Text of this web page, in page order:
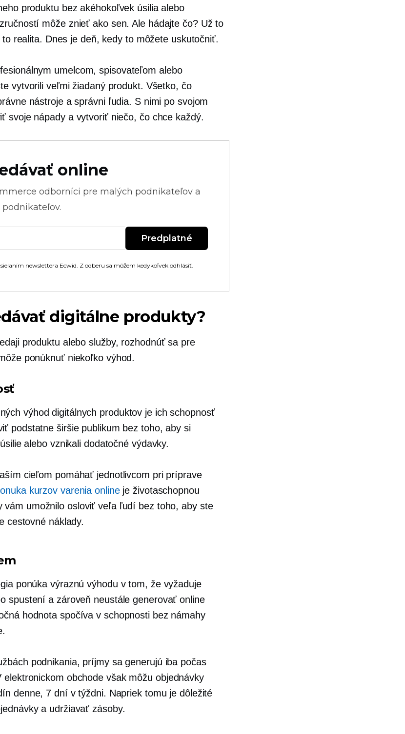
produktu bez akéhokoľvek úsilia alebo
môže znieť ako sen. Ale hádajte čo? Už to
realita. Dnes je deň, kedy to môžete uskutočniť.
umelcom, spisovateľom alebo
vytvorili veľmi žiadaný produkt. Všetko, čo
nástroje a správni ľudia. S nimi po svojom
svoje nápady a vytvoriť niečo, čo chce každý.
online
odborníci pre malých podnikateľov a
Predplatné
newslettera Ecwid. Z odberu sa môžem kedykoľvek odhlásiť.
digitálne produkty?
produktu alebo služby, rozhodnúť sa pre
ponúknuť niekoľko výhod.
výhod digitálnych produktov je ich schopnosť
podstatne širšie publikum bez toho, aby si
alebo vznikali dodatočné výdavky.
cieľom pomáhať jednotlivcom pri príprave
kurzov varenia onlineje životaschopnou
vám umožnilo osloviť veľa ľudí bez toho, aby ste
cestovné náklady.
ponúka výraznú výhodu v tom, že vyžaduje
spustení a zároveň neustále generovať online
hodnota spočíva v schopnosti bez námahy
podnikania, príjmy sa generujú iba počas
elektronickom obchode však môžu objednávky
denne, 7 dní v týždni. Napriek tomu je dôležité
a udržiavať zásoby.